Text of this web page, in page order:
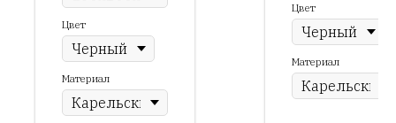
Цвет
Материал
Цвет
Материал